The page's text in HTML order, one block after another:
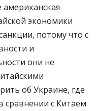
экономики
потому что с
и
они не
об Украине, где
сравнении с Китаем